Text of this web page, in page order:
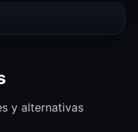
y alternativas